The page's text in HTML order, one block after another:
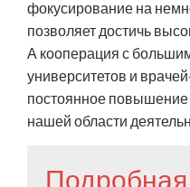
фокусирование на
позволяет достичь
А кооперация с
университетов и
постоянное повышение
нашей области